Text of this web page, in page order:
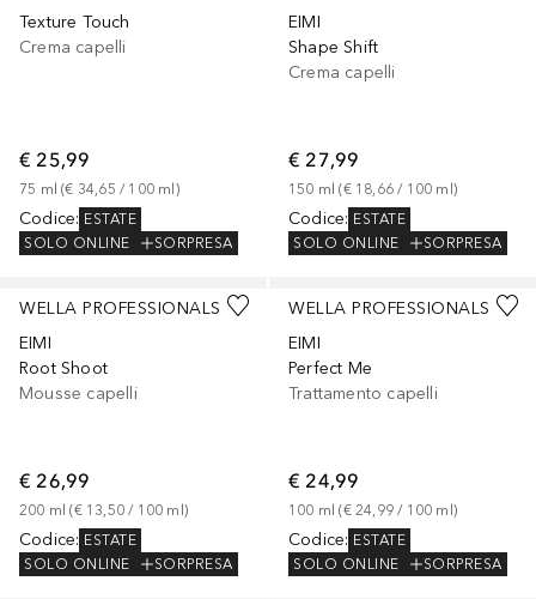
Texture Touch
Crema capelli
€ 25,99
75 ml (€ 34,65 / 100 ml )
Codice: ESTATE
SOLO ONLINE
SORPRESA
EIMI
Shape Shift
Crema capelli
€ 27,99
150 ml (€ 18,66 / 100 ml )
Codice: ESTATE
SOLO ONLINE
SORPRESA
WELLA PROFESSIONALS
EIMI
Root Shoot
Mousse capelli
€ 26,99
200 ml (€ 13,50 / 100 ml )
Codice: ESTATE
SOLO ONLINE
SORPRESA
WELLA PROFESSIONALS
EIMI
Perfect Me
Trattamento capelli
€ 24,99
100 ml (€ 24,99 / 100 ml )
Codice: ESTATE
SOLO ONLINE
SORPRESA